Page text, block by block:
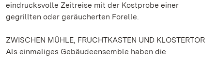
eindrucksvolle Zeitreise mit der Kostprobe einer
gegrillten oder geräucherten Forelle.
ZWISCHEN MÜHLE, FRUCHTKASTEN UND KLOSTERTOR
Als einmaliges Gebäudeensemble haben die